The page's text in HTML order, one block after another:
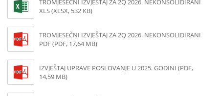
TROMJESEČNI IZVJEŠTAJ ZA 2Q 2026. NEKONSOLIDIRANI
XLS (XLSX, 532 KB)
TROMJESEČNI IZVJEŠTAJ ZA 2Q 2026. NEKONSOLIDIRANI
PDF (PDF, 17,64 MB)
IZVJEŠTAJ UPRAVE POSLOVANJE U 2025. GODINI (PDF,
14,59 MB)